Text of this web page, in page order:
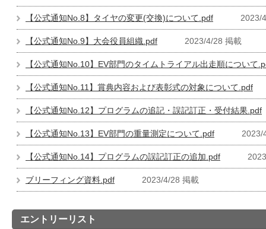
【公式通知No.8】タイヤの変更(交換)について.pdf 2023/
【公式通知No.9】大会役員組織.pdf 2023/4/28 掲載
【公式通知No.10】EV部門のタイムトライアル出走順について
【公式通知No.11】賞典内容および表彰式の対象について.pdf
【公式通知No.12】プログラムの追記・誤記訂正・受付結果.pdf
【公式通知No.13】EV部門の重量測定について.pdf 2023/
【公式通知No.14】プログラムの誤記訂正の追加.pdf
ブリーフィング資料.pdf 2023/4/28 掲載
エントリーリスト